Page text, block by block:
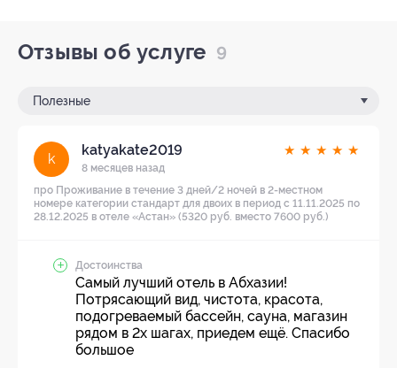
Отзывы об услуге 9
Полезные
k
katyakate2019
8 месяцев назад
★ ★ ★ ★ ★
про Проживание в течение 3 дней/2 ночей в 2-местном
номере категории стандарт для двоих в период с 11.11.2025 по
28.12.2025 в отеле «Астан» (5320 руб. вместо 7600 руб.)
Достоинства
Самый лучший отель в Абхазии!
Потрясающий вид, чистота, красота,
подогреваемый бассейн, сауна, магазин
рядом в 2х шагах, приедем ещё. Спасибо
большое